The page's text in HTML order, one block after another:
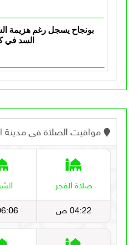
بونجاح يسجل رغم هزيمة
السد في